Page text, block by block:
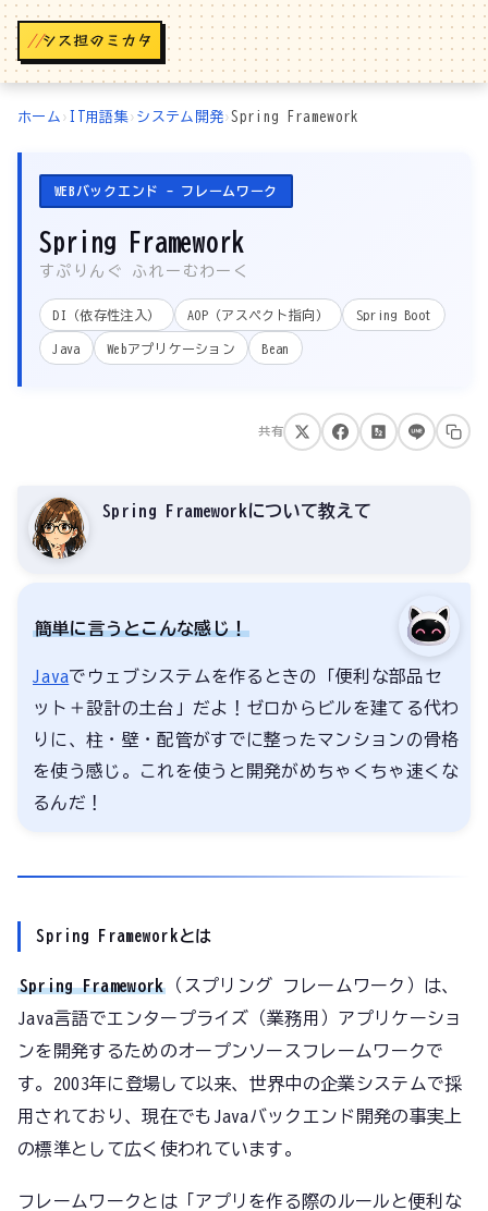
//
ホーム › IT用語集› システム開発› Spring Framework
WEBバックエンド - フレームワーク
Spring Framework
すぷりんぐ ふれーむわーく
DI（依存性注入） AOP（アスペクト指向） Spring Boot
Java Webアプリケーション Bean
共有
Spring Frameworkについて教えて
簡単に言うとこんな感じ！
Javaでウェブシステムを作るときの「便利な部品セ
ット＋設計の土台」だよ！ゼロからビルを建てる代わ
りに、柱・壁・配管がすでに整ったマンションの骨格
を使う感じ。これを使うと開発がめちゃくちゃ速くな
るんだ！
Spring Frameworkとは
Spring Framework （スプリング フレームワーク）は、
Java言語でエンタープライズ（業務用）アプリケーショ
ンを開発するためのオープンソースフレームワークで
す。2003年に登場して以来、世界中の企業システムで採
用されており、現在でもJavaバックエンド開発の事実上
の標準として広く使われています。
フレームワークとは「アプリを作る際のルールと便利な